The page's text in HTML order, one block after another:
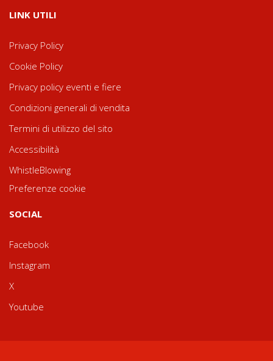
LINK UTILI
Privacy Policy
Cookie Policy
Privacy policy eventi e fiere
Condizioni generali di vendita
Termini di utilizzo del sito
Accessibilità
WhistleBlowing
Preferenze cookie
SOCIAL
Facebook
Instagram
X
Youtube